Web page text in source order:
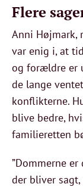
Flere
Anni Højmark,
var enig i, at
og forældre er
de lange
konflikterne.
blive bedre,
familieretten
”Dommerne
der bliver sagt,